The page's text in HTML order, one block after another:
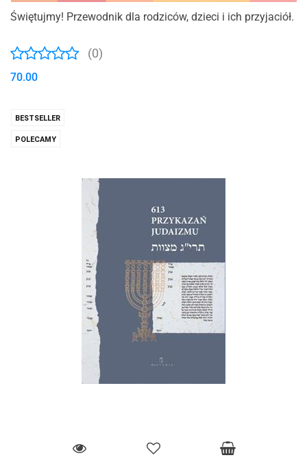
Świętujmy! Przewodnik dla rodziców, dzieci i ich przyjaciół.
(0)
70.00
BESTSELLER
POLECAMY